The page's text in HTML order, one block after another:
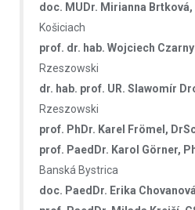
doc. MUDr. Mirianna Brtková,
Košiciach
prof. dr. hab. Wojciech Czarny
Rzeszowski
dr. hab. prof. UR. Slawomír
Rzeszowski
prof. PhDr. Karel Frömel,
prof. PaedDr. Karol Görner,
Banská Bystrica
doc. PaedDr. Erika